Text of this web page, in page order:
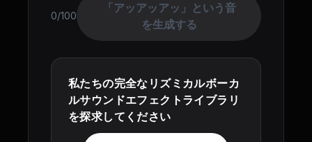
0/100
「アッアッアッ」という音
を生成する
私たちの完全なリズミカルボーカ
ルサウンドエフェクトライブラリ
を探求してください